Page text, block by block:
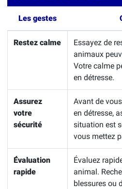
Les gestes
Restez calme
Essayez de
animaux
Votre calme
en détresse.
Assurez
votre
sécurité
Avant de
en détresse,
situation est
vous mettez
Évaluation
rapide
Évaluez
animal.
blessures ou